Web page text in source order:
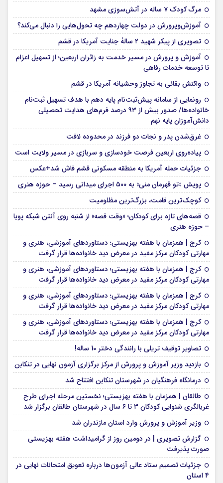
مرگ کودک ۷ ساله در آتش‌سوزی مشهد
آموزش‌وپرورش در دولت چهاردهم چه تحول‌هایی را دنبال می‌کند؟
تصویری از پیکر شهید ۲ سالۀ جنایت آمریکا در قشم
آموزش و پرورش در مسیر خدمت به زائران اربعین؛ از تسهیل اعزام
تا توسعه خدمات رفاهی
واکنش بقائی به تجاوز وحشیانه آمریکا در قشم
رونمایی از سامانه پیش‌ثبت‌نام پایه دهم با هدف تسهیل ثبت‌نام
خانواده‌ها/ صدور بیش از ۹۳ درصد فرم‌های هدایت تحصیلی
دانش‌آموزان پایه نهم
غرق‌شدن پدر و نجات دو فرزند در محدوده لافت
پیاده‌روی اربعین فرصت خودسازی و سربازی در مسیر ولایت است
جزئیات حمله آمریکا به منطقه مسکونی قشم فاش شد+عکس
پویش «تو قهرمان منی» به ۵۰۰ اجرای میدانی رسید – حوزه هنری
کوچک‌ترین قامت، بزرگ‌ترین مظلومیت
قصه‌های تازه برای کودکان؛ «وقت قصه» از شنبه روی آنتن شبکه پویا
– حوزه هنری
کرج | همزمان با هفته بهزیستی؛ دستاوردهای آموزشی، هنری و
مهارتی کودکان مرکز مفید در معرض دید خانواده‌ها قرار گرفت
کرج | همزمان با هفته بهزیستی؛ دستاوردهای آموزشی، هنری و
مهارتی کودکان مرکز مفید در معرض دید خانواده‌ها قرار گرفت
کرج | همزمان با هفته بهزیستی؛ دستاوردهای آموزشی، هنری و
مهارتی کودکان مرکز مفید در معرض دید خانواده‌ها قرار گرفت
کرج | همزمان با هفته بهزیستی؛ دستاوردهای آموزشی، هنری و
مهارتی کودکان مرکز مفید در معرض دید خانواده‌ها قرار گرفت
تصاویر توقیف تریلی با رانندگی دختر 10 ساله!
بازدید وزیر آموزش و پرورش از مرکز برگزاری آزمون نهایی در تنکابن
درمانگاه فرهنگیان در شهرستان تنکابن افتتاح شد
طالقان | همزمان با هفته بهزیستی؛ نخستین مرحله اجرای طرح
غربالگری شنوایی کودکان ۳ تا ۶ سال در شهرستان طالقان برگزار شد
وزیر آموزش و پرورش وارد استان مازندران شد
گزارش تصویری | در دومین روز از گرامیداشت هفته بهزیستی
صورت پذیرفت
جزئیات تصمیم ستاد عالی آزمون‌ها درباره تعویق امتحانات نهایی در
۴ استان